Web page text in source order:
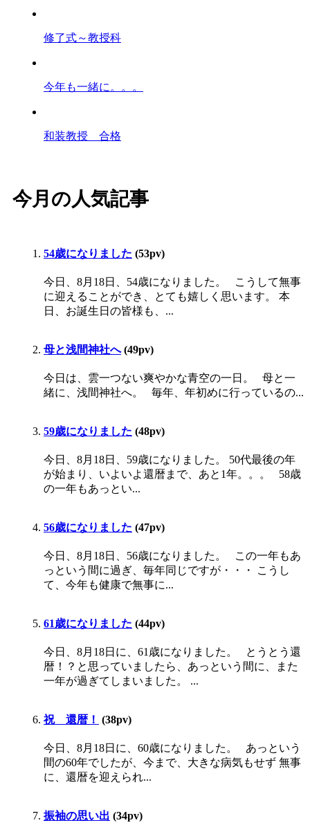
修了式～教授科
今年も一緒に。。。
和装教授 合格
今月の人気記事
54歳になりました (53pv)
今日、8月18日、54歳になりました。 こうして無事
に迎えることができ、とても嬉しく思います。 本
日、お誕生日の皆様も、...
母と浅間神社へ(49pv)
今日は、雲一つない爽やかな青空の一日。 母と一
緒に、浅間神社へ。 毎年、年初めに行っているの...
59歳になりました (48pv)
今日、8月18日、59歳になりました。 50代最後の年
が始まり、いよいよ還暦まで、あと1年。。。 58歳
の一年もあっとい...
56歳になりました (47pv)
今日、8月18日、56歳になりました。 この一年もあ
っという間に過ぎ、毎年同じですが・・・ こうし
て、今年も健康で無事に...
61歳になりました (44pv)
今日、8月18日に、61歳になりました。 とうとう還
暦！？と思っていましたら、あっという間に、また
一年が過ぎてしまいました。 ...
祝 還暦！ (38pv)
今日、8月18日に、60歳になりました。 あっという
間の60年でしたが、今まで、大きな病気もせず 無事
に、還暦を迎えられ...
振袖の思い出 (34pv)